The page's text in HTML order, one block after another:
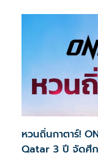
หวนถิ่นกาตาร์!
Qatar 3 ปี จัดศึ